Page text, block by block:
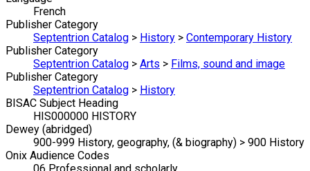
French
Publisher Category
Septentrion Catalog > History > Contemporary History
Publisher Category
Septentrion Catalog > Arts > Films, sound and image
Publisher Category
Septentrion Catalog > History
BISAC Subject Heading
HIS000000 HISTORY
Dewey (abridged)
900-999 History, geography, (& biography) > 900 History
Onix Audience Codes